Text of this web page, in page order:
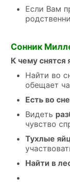
Если Вам
Сонник
К чему снятся
Найти во
обещает
Есть во
Видеть
чувство
Тухлые
Найти в